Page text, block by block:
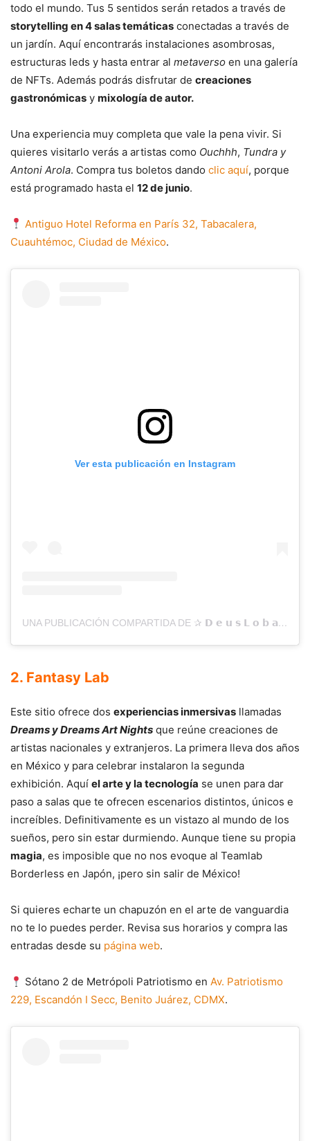
todo el mundo. Tus 5 sentidos serán retados a través de
storytelling en 4 salas temáticas conectadas a través de
un jardín. Aquí encontrarás instalaciones asombrosas,
estructuras leds y hasta entrar al metaverso en una galería
de NFTs. Además podrás disfrutar de creaciones
gastronómicas y mixología de autor.
Una experiencia muy completa que vale la pena vivir. Si
quieres visitarlo verás a artistas como Ouchhh, Tundra y
Antoni Arola. Compra tus boletos dando clic aquí, porque
está programado hasta el 12 de junio.
Antiguo Hotel Reforma en París 32, Tabacalera,
Cuauhtémoc, Ciudad de México.
Ver esta publicación en Instagram
UNA PUBLICACIÓN COMPARTIDA DE ✰ 𝗗 𝗲 𝘂 𝘀 𝗟 𝗼 𝗯 𝗮 𝘁 𝗼 ✰ (@DE.US)
2. Fantasy Lab
Este sitio ofrece dos experiencias inmersivas llamadas
Dreams y Dreams Art Nights que reúne creaciones de
artistas nacionales y extranjeros. La primera lleva dos años
en México y para celebrar instalaron la segunda
exhibición. Aquí el arte y la tecnología se unen para dar
paso a salas que te ofrecen escenarios distintos, únicos e
increíbles. Definitivamente es un vistazo al mundo de los
sueños, pero sin estar durmiendo. Aunque tiene su propia
magia, es imposible que no nos evoque al Teamlab
Borderless en Japón, ¡pero sin salir de México!
Si quieres echarte un chapuzón en el arte de vanguardia
no te lo puedes perder. Revisa sus horarios y compra las
entradas desde su página web.
Sótano 2 de Metrópoli Patriotismo enAv. Patriotismo
229, Escandón I Secc, Benito Juárez, CDMX.